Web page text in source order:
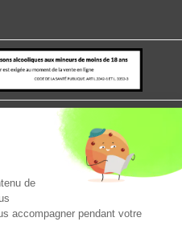
confidentialité
de
accompagner pendant votre